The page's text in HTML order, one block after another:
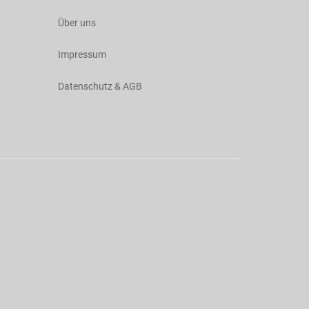
Über uns
Impressum
Datenschutz & AGB